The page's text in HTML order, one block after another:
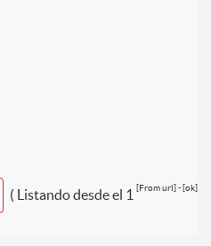
[From url] - [ok]
( Listando desde el 1